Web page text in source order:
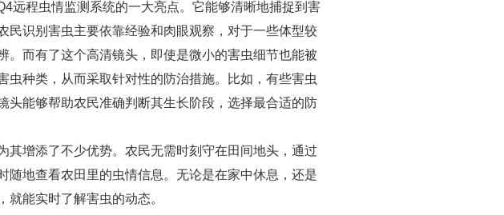
远程虫情监测系统的一大亮点。它能够清晰地捕捉到害
民识别害虫主要依靠经验和肉眼观察，对于一些体型较
。而有了这个高清镜头，即使是微小的害虫细节也能被
虫种类，从而采取针对性的防治措施。比如，有些害虫
头能够帮助农民准确判断其生长阶段，选择最合适的防
其增添了不少优势。农民无需时刻守在田间地头，通过
随地查看农田里的虫情信息。无论是在家中休息，还是
能实时了解害虫的动态。